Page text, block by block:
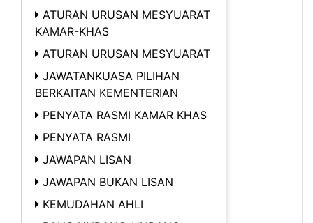
ATURAN URUSAN MESYUARAT
KAMAR-KHAS
ATURAN URUSAN MESYUARAT
JAWATANKUASA PILIHAN
BERKAITAN KEMENTERIAN
PENYATA RASMI KAMAR KHAS
PENYATA RASMI
JAWAPAN LISAN
JAWAPAN BUKAN LISAN
KEMUDAHAN AHLI